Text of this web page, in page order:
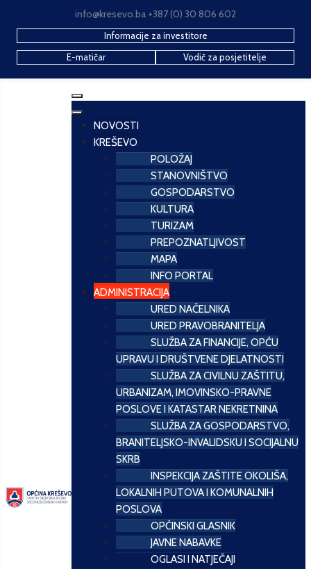
info@kresevo.ba +387 (0) 30 806 602
Informacije za investitore
E-matičar
Vodič za posjetitelje
NOVOSTI
KREŠEVO
POLOŽAJ
STANOVNIŠTVO
GOSPODARSTVO
KULTURA
TURIZAM
PREPOZNATLJIVOST
MAPA
INFO PORTAL
ADMINISTRACIJA
URED NAČELNIKA
URED PRAVOBRANITELJA
SLUŽBA ZA FINANCIJE, OPĆU
UPRAVU I DRUŠTVENE DJELATNOSTI
SLUŽBA ZA CIVILNU ZAŠTITU,
URBANIZAM, IMOVINSKO-PRAVNE
POSLOVE I KATASTAR NEKRETNINA
SLUŽBA ZA GOSPODARSTVO,
BRANITELJSKO-INVALIDSKU I SOCIJALNU
SKRB
INSPEKCIJA ZAŠTITE OKOLIŠA,
LOKALNIH PUTOVA I KOMUNALNIH
POSLOVA
OPĆINSKI GLASNIK
JAVNE NABAVKE
OGLASI I NATJEČAJI